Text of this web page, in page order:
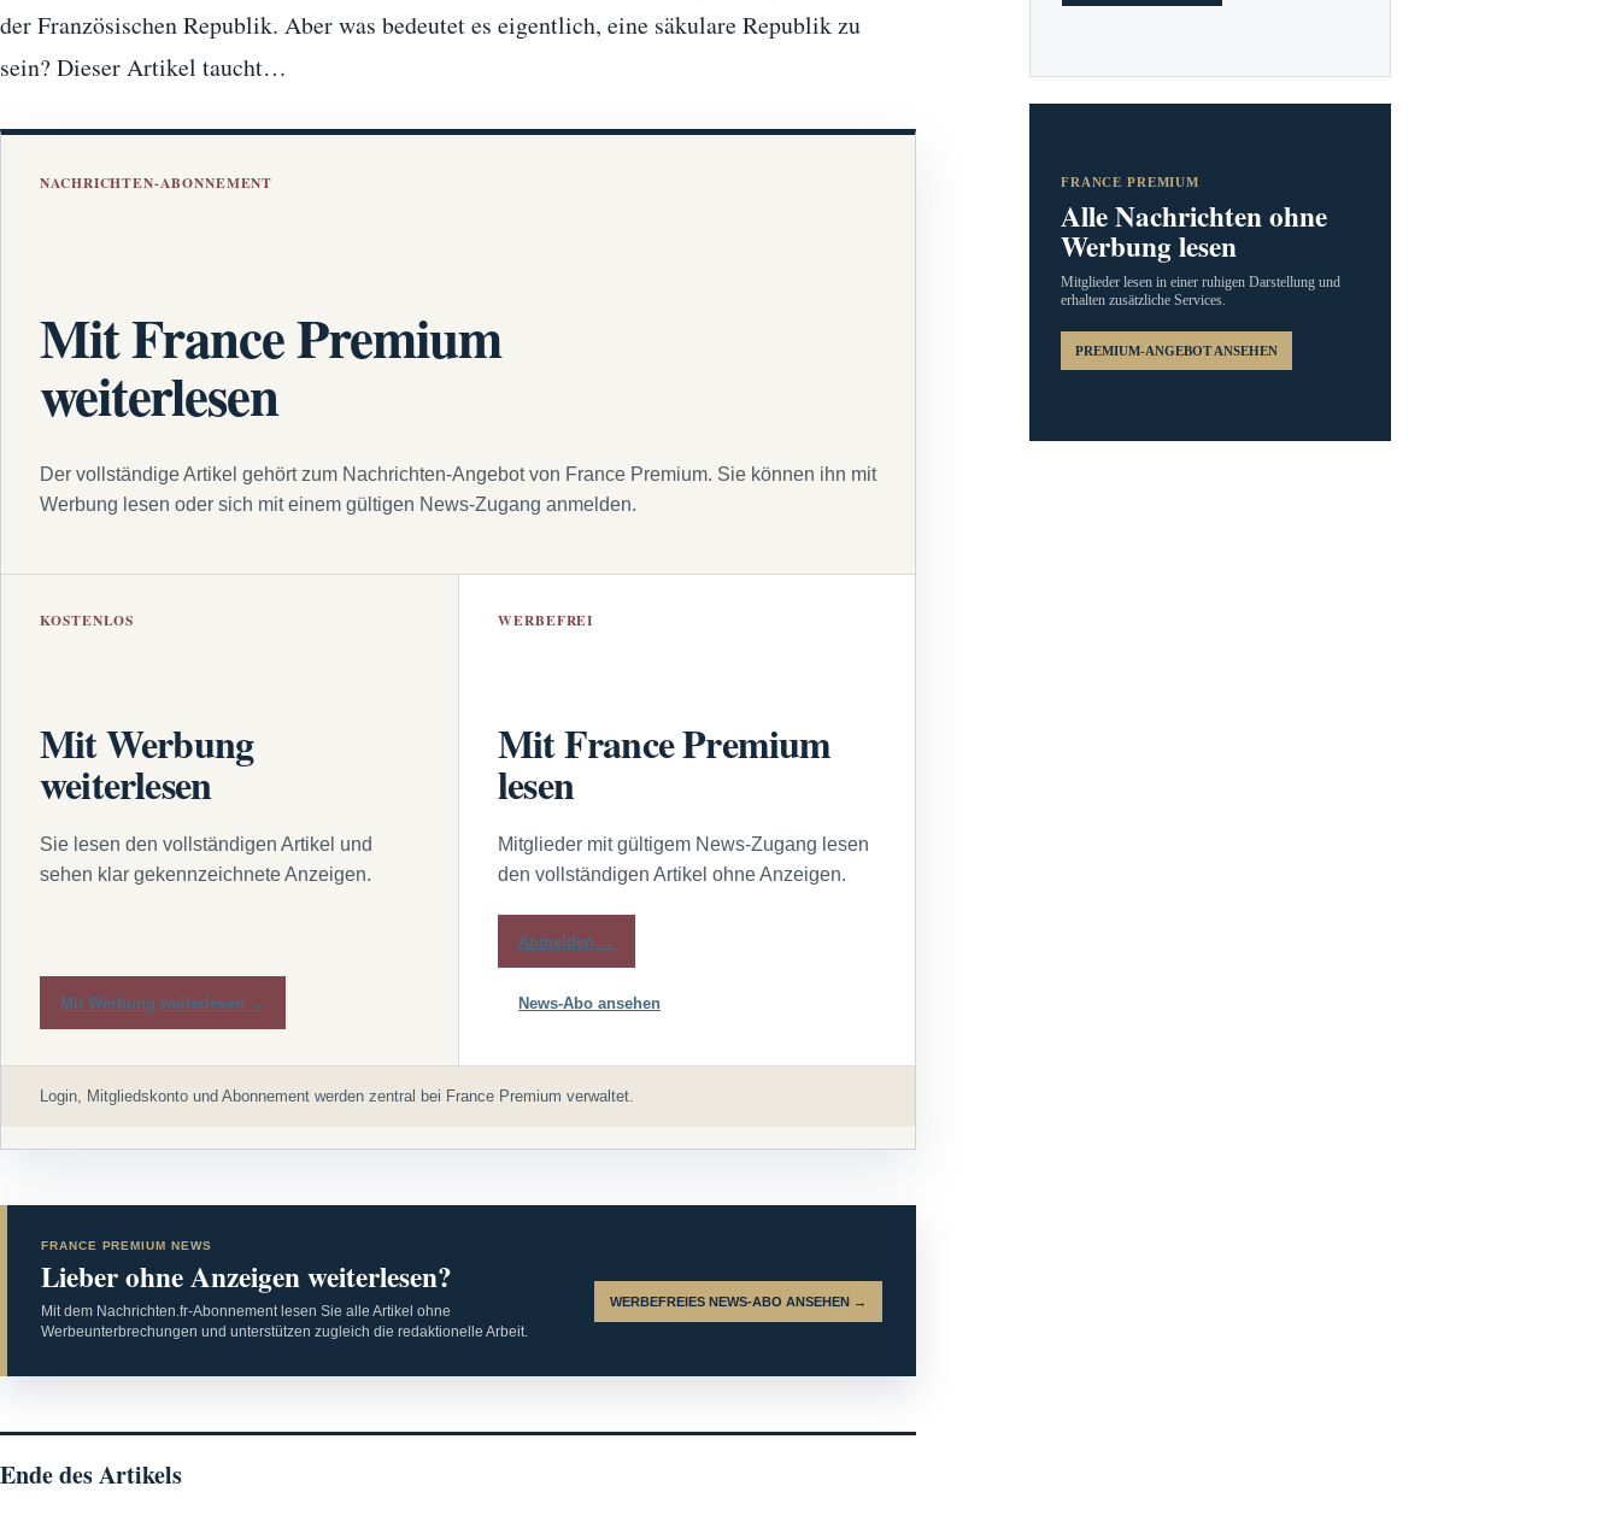
der Französischen Republik. Aber was bedeutet es eigentlich, eine säkulare Republik zu
sein? Dieser Artikel taucht…
NACHRICHTEN-ABONNEMENT
Mit France Premium
weiterlesen
Der vollständige Artikel gehört zum Nachrichten-Angebot von France Premium. Sie können ihn mit
Werbung lesen oder sich mit einem gültigen News-Zugang anmelden.
KOSTENLOS
Mit Werbung
weiterlesen
Sie lesen den vollständigen Artikel und
sehen klar gekennzeichnete Anzeigen.
Mit Werbung weiterlesen →
WERBEFREI
Mit France Premium
lesen
Mitglieder mit gültigem News-Zugang lesen
den vollständigen Artikel ohne Anzeigen.
Anmelden →
News-Abo ansehen
Login, Mitgliedskonto und Abonnement werden zentral bei France Premium verwaltet.
FRANCE PREMIUM NEWS
Lieber ohne Anzeigen weiterlesen?
Mit dem Nachrichten.fr-Abonnement lesen Sie alle Artikel ohne
Werbeunterbrechungen und unterstützen zugleich die redaktionelle Arbeit.
WERBEFREIES NEWS-ABO ANSEHEN →
Ende des Artikels
FRANCE PREMIUM
Alle Nachrichten ohne
Werbung lesen
Mitglieder lesen in einer ruhigen Darstellung und
erhalten zusätzliche Services.
PREMIUM-ANGEBOT ANSEHEN